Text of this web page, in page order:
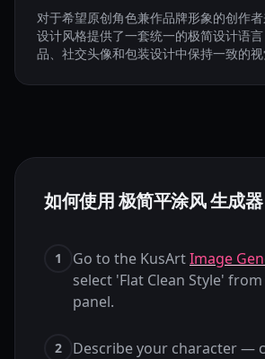
对于希望原创角色兼作品牌形象的创作
设计风格提供了一套统一的极简设计语
品、社交头像和包装设计中保持一致的视
如何使用 极简平涂风 生成器
1 Go to the KusArtImage
select 'Flat Clean Style'
panel.
2
Describe your character —